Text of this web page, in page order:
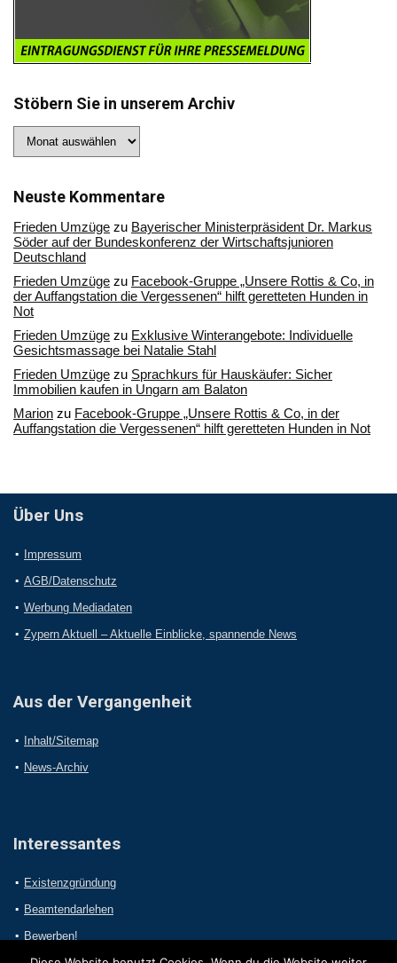
Stöbern Sie in unserem Archiv
Sie
Archiv
Neuste Kommentare
Frieden Umzüge zu Bayerischer Ministerpräsident Dr. Markus
Söder auf der Bundeskonferenz der Wirtschaftsjunioren
Deutschland
Frieden Umzüge zu Facebook-Gruppe „Unsere Rottis & Co, in
der Auffangstation die Vergessenen“ hilft geretteten Hunden in
Not
Frieden Umzüge zu Exklusive Winterangebote: Individuelle
Gesichtsmassage bei Natalie Stahl
Frieden Umzüge zu Sprachkurs für Hauskäufer: Sicher
Immobilien kaufen in Ungarn am Balaton
Marion zu Facebook-Gruppe „Unsere Rottis & Co, in der
Auffangstation die Vergessenen“ hilft geretteten Hunden in Not
Über Uns
Impressum
AGB/Datenschutz
Werbung Mediadaten
Zypern Aktuell – Aktuelle Einblicke, spannende News
Aus der Vergangenheit
Inhalt/Sitemap
News-Archiv
Interessantes
Existenzgründung
Beamtendarlehen
Bewerben!